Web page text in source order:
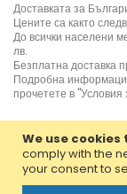
We use
comply with the
your consent to
e
t
t
e
r
:
Доставката за
Цените са както
До всички населени
лв.
Безплатна доставка
Подробна
прочетете в "Условия
Copyright ©